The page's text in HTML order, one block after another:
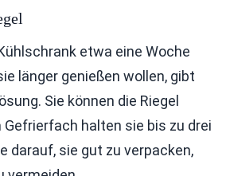
etwa eine Woche
länger genießen wollen, gibt
Sie können die Riegel
halten sie bis zu drei
darauf, sie gut zu verpacken,